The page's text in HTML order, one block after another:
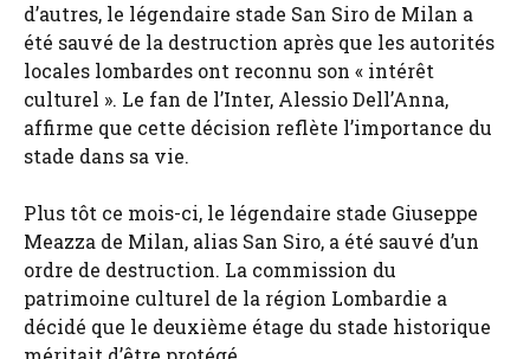
d’autres, le légendaire stade San Siro de Milan a
été sauvé de la destruction après que les autorités
locales lombardes ont reconnu son « intérêt
culturel ». Le fan de l’Inter, Alessio Dell’Anna,
affirme que cette décision reflète l’importance du
stade dans sa vie.
Plus tôt ce mois-ci, le légendaire stade Giuseppe
Meazza de Milan, alias San Siro, a été sauvé d’un
ordre de destruction. La commission du
patrimoine culturel de la région Lombardie a
décidé que le deuxième étage du stade historique